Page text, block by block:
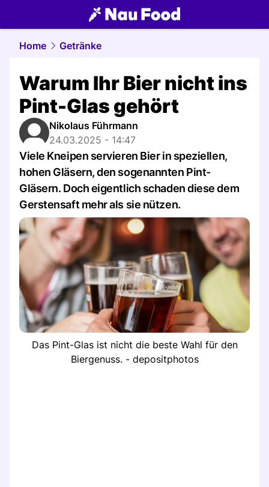
food.NAU.ch
Home Getränke
Warum Ihr Bier nicht ins
Pint-Glas gehört
Nikolaus Führmann
24.03.2025 - 14:47
Viele Kneipen servieren Bier in speziellen,
hohen Gläsern, den sogenannten Pint-
Gläsern. Doch eigentlich schaden diese dem
Gerstensaft mehr als sie nützen.
Das Pint-Glas ist nicht die beste Wahl für den
Biergenuss. - depositphotos